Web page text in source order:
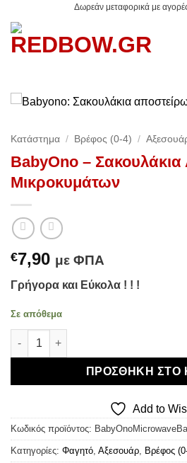
στο
περιεχόμενο
Δωρεάν μεταφορικά με
Κατάστημα / Βρέφος (0-4) /
BabyOno –
Μικροκυμάτων
€7,90 με ΦΠΑ
Γρήγορα και Εύκολα ! ! !
Σε απόθεμα
BabyOno - Σακουλάκια
ΠΡΟΣΘΉΚΗ ΣΤΟ
Add to
Κωδικός προϊόντος:
Κατηγορίες: Φαγητό Αξεσουάρ Βρέφος